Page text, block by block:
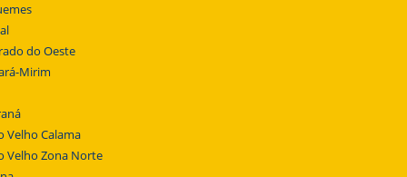
do Oeste
Mirim
Velho Calama
Velho Zona Norte